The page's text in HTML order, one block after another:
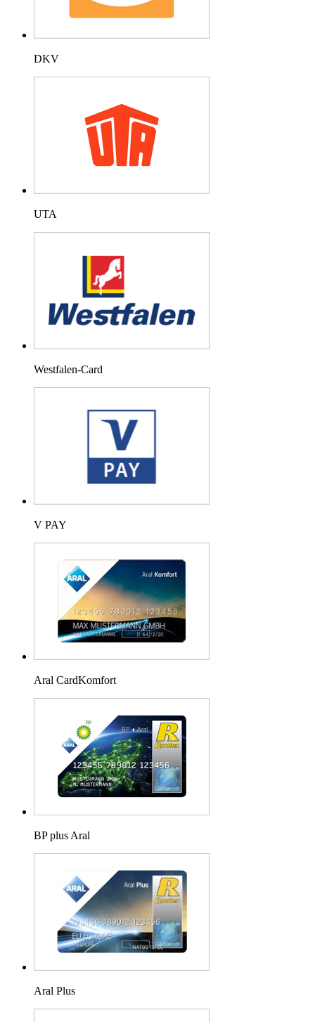
DKV
UTA
Westfalen-Card
V PAY
Aral CardKomfort
BP plus Aral
Aral Plus